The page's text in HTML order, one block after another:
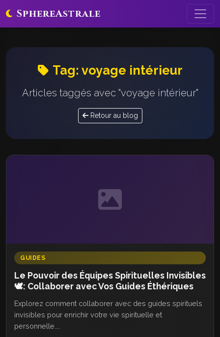
SphereAstrale
Tag: voyage intérieur
Articles taggés avec "voyage intérieur"
Retour au blog
GUIDES
Le Pouvoir des Équipes Spirituelles Invisibles
🕊️: Collaborer avec Vos Guides Éthériques
Explorez comment collaborer avec des guides spirituels
invisibles pour enrichir votre vie spirituelle et
personnelle....